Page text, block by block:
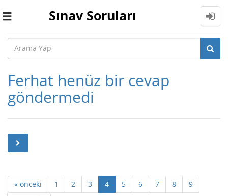
Toggle
Sınav Soruları
Ferhat henüz bir cevap
göndermedi
« önceki 1 2 3 4 5 6 7 8
9